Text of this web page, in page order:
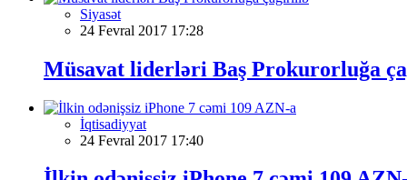
Siyasət
24 Fevral 2017 17:28
Müsavat liderləri Baş Prokurorluğa
İqtisadiyyat
24 Fevral 2017 17:40